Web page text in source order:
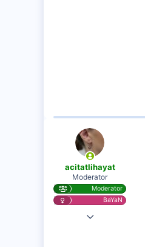
acitatlihayat
Moderator
Moderator
BaYaN
28 Kas 2020